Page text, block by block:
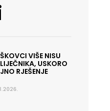
VIŠE NISU
USKORO
RJEŠENJE